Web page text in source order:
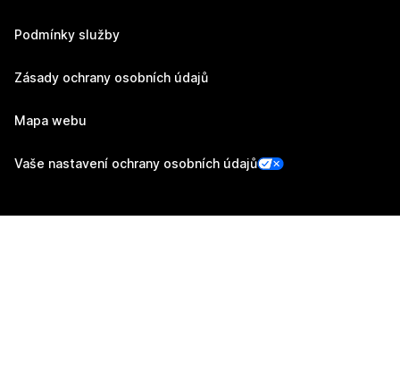
Podmínky služby
Zásady ochrany osobních údajů
Mapa webu
Vaše nastavení ochrany osobních údajů